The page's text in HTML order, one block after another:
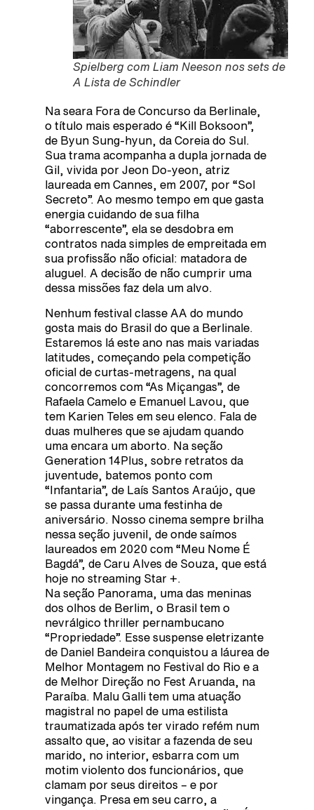
Spielberg com Liam Neeson nos sets de
A Lista de Schindler
Na seara Fora de Concurso da Berlinale,
o título mais esperado é “Kill Boksoon”,
de Byun Sung-hyun, da Coreia do Sul.
Sua trama acompanha a dupla jornada de
Gil, vivida por Jeon Do-yeon, atriz
laureada em Cannes, em 2007, por “Sol
Secreto”. Ao mesmo tempo em que gasta
energia cuidando de sua filha
“aborrescente”, ela se desdobra em
contratos nada simples de empreitada em
sua profissão não oficial: matadora de
aluguel. A decisão de não cumprir uma
dessa missões faz dela um alvo.
Nenhum festival classe AA do mundo
gosta mais do Brasil do que a Berlinale.
Estaremos lá este ano nas mais variadas
latitudes, começando pela competição
oficial de curtas-metragens, na qual
concorremos com “As Miçangas”, de
Rafaela Camelo e Emanuel Lavou, que
tem Karien Teles em seu elenco. Fala de
duas mulheres que se ajudam quando
uma encara um aborto. Na seção
Generation 14Plus, sobre retratos da
juventude, batemos ponto com
“Infantaria”, de Laís Santos Araújo, que
se passa durante uma festinha de
aniversário. Nosso cinema sempre brilha
nessa seção juvenil, de onde saímos
laureados em 2020 com “Meu Nome É
Bagdá”, de Caru Alves de Souza, que está
hoje no streaming Star +.
Na seção Panorama, uma das meninas
dos olhos de Berlim, o Brasil tem o
nevrálgico thriller pernambucano
“Propriedade”. Esse suspense eletrizante
de Daniel Bandeira conquistou a láurea de
Melhor Montagem no Festival do Rio e a
de Melhor Direção no Fest Aruanda, na
Paraíba. Malu Galli tem uma atuação
magistral no papel de uma estilista
traumatizada após ter virado refém num
assalto que, ao visitar a fazenda de seu
marido, no interior, esbarra com um
motim violento dos funcionários, que
clamam por seus direitos – e por
vingança. Presa em seu carro, a